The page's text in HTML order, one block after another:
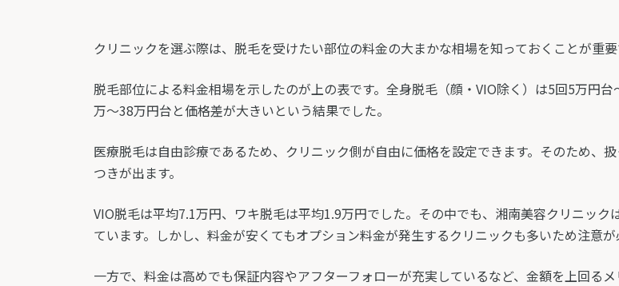
クリニックを選ぶ際は、脱毛を受けたい部位の料金の大まかな相場を知っておくことが重
脱毛部位による料金相場を示したのが上の表です。全身脱毛（顔・VIO除く）は5回5万円
万～38万円台と価格差が大きいという結果でした。
医療脱毛は自由診療であるため、クリニック側が自由に価格を設定できます。そのため、
つきが出ます。
VIO脱毛は平均7.1万円、ワキ脱毛は平均1.9万円でした。その中でも、湘南美容クリニッ
ています。しかし、料金が安くてもオプション料金が発生するクリニックも多いため注意が
一方で、料金は高めでも保証内容やアフターフォローが充実しているなど、金額を上回る